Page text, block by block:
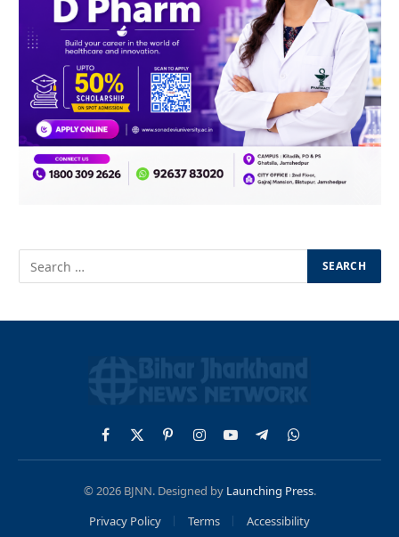
Facebook
X
(Twitter)
PinterestInstagram
YouTubeTelegramWhatsApp
© 2026 BJNN. Designed by Launching Press.
Privacy Policy
Terms Accessibility